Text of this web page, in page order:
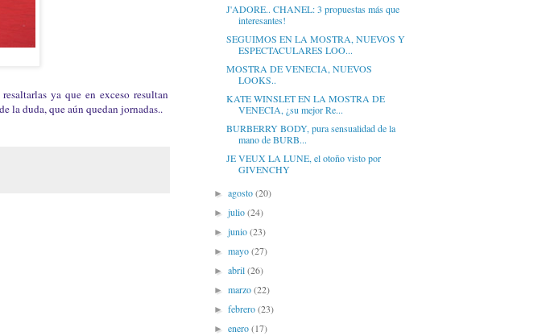
ya que en exceso resultan
la duda, que aún quedan jornadas..
J'ADORE.. CHANEL: 3 propuestas más que
interesantes!
SEGUIMOS EN LA MOSTRA, NUEVOS Y
ESPECTACULARES LOO...
MOSTRA DE VENECIA, NUEVOS
LOOKS..
KATE WINSLET EN LA MOSTRA DE
VENECIA, ¿su mejor Re...
BURBERRY BODY, pura sensualidad de la
mano de BURB...
JE VEUX LA LUNE, el otoño visto por
GIVENCHY
►agosto(20)
►julio(24)
►junio(23)
►mayo(27)
►abril(26)
►marzo(22)
►febrero(23)
►enero(17)